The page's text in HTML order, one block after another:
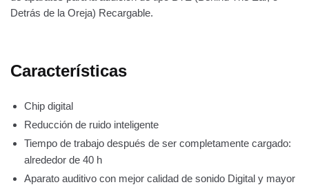
Detrás de la Oreja) Recargable.
Características
Chip digital
Reducción de ruido inteligente
Tiempo de trabajo después de ser completamente cargado:
alrededor de 40 h
Aparato auditivo con mejor calidad de sonido Digital y mayor